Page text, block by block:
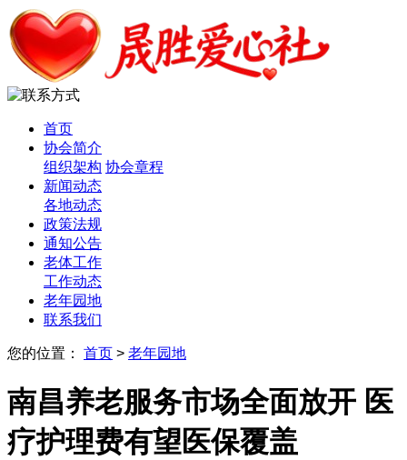
首页
协会简介
组织架构 协会章程
新闻动态
各地动态
政策法规
通知公告
老体工作
工作动态
老年园地
联系我们
您的位置： 首页 > 老年园地
南昌养老服务市场全面放开 医
疗护理费有望医保覆盖